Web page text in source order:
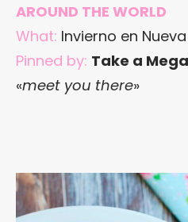
AROUND THE WORLD
What: Invierno en
Pinned by: Take a
«meet you there»